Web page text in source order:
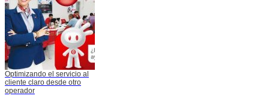
Optimizando el servicio al
cliente claro desde otro
operador